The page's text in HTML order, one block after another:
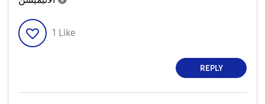
1 Like
REPLY